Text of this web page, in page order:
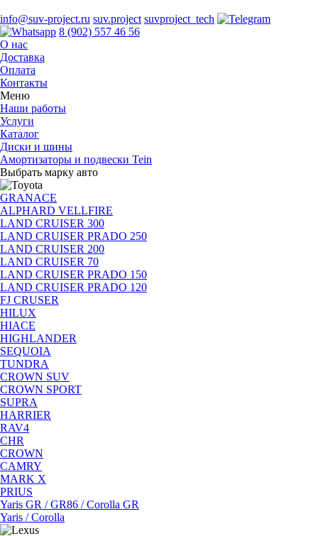
info@suv-project.ru suv.project suvproject_tech
8 (902) 557 46 56
О нас
Доставка
Оплата
Контакты
Меню
Наши работы
Услуги
Каталог
Диски и шины
Амортизаторы и подвески Tein
Выбрать марку авто
GRANACE
ALPHARD VELLFIRE
LAND CRUISER 300
LAND CRUISER PRADO 250
LAND CRUISER 200
LAND CRUISER 70
LAND CRUISER PRADO 150
LAND CRUISER PRADO 120
FJ CRUSER
HILUX
HIACE
HIGHLANDER
SEQUOIA
TUNDRA
CROWN SUV
CROWN SPORT
SUPRA
HARRIER
RAV4
CHR
CROWN
CAMRY
MARK X
PRIUS
Yaris GR / GR86 / Corolla GR
Yaris / Corolla